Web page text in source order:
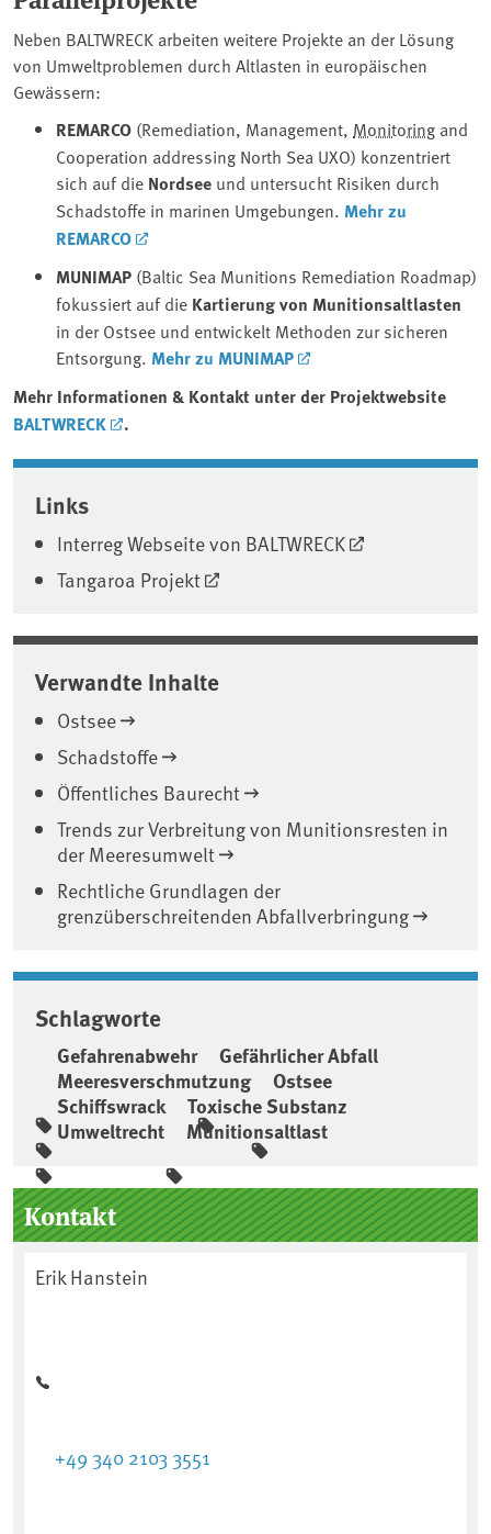
Neben BALTWRECK arbeiten weitere Projekte an der Lösung
von Umweltproblemen durch Altlasten in europäischen
Gewässern:
REMARCO (Remediation, Management, Monitoring and
Cooperation addressing North Sea UXO) konzentriert
sich auf die Nordsee und untersucht Risiken durch
Schadstoffe in marinen Umgebungen. Mehr zu
REMARCO
MUNIMAP (Baltic Sea Munitions Remediation Roadmap)
fokussiert auf die Kartierung von Munitionsaltlasten
in der Ostsee und entwickelt Methoden zur sicheren
Entsorgung. Mehr zu MUNIMAP
Mehr Informationen & Kontakt unter der Projektwebsite
BALTWRECK
.
Associated content
Links
Interreg Webseite von BALTWRECK
Tangaroa Projekt
Verwandte Inhalte
Ostsee
Schadstoffe
Öffentliches Baurecht
Trends zur Verbreitung von Munitionsresten in
der Meeresumwelt
Rechtliche Grundlagen der
grenzüberschreitenden Abfallverbringung
Schlagworte
Gefahrenabwehr
Gefährlicher Abfall
Meeresverschmutzung
Ostsee
Schiffswrack
Toxische Substanz
Umweltrecht
Munitionsaltlast
Seitenleiste
Kontakt
Erik Hanstein
+49 340 2103 3551